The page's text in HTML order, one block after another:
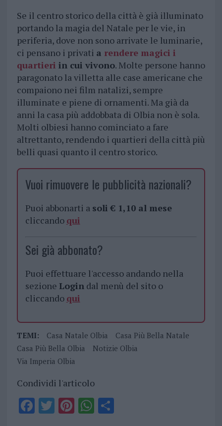
Se il centro storico della città è già illuminato
portando la magia del Natale per le vie, in
periferia, dove non sono arrivate le luminarie,
ci pensano i privati a rendere magici i
quartieri in cui vivono. Molte persone hanno
paragonato la villetta alle case americane che
compaiono nei film natalizi, sempre
illuminate e piene di ornamenti. Ma già da
anni la casa più addobbata di Olbia non è sola.
Molti olbiesi hanno cominciato a fare
altrettanto, rendendo i quartieri della città più
belli quasi quanto il centro storico.
Vuoi rimuovere le pubblicità nazionali?
Puoi abbonarti a soli € 1,10 al mese
cliccando qui
Sei già abbonato?
Puoi effettuare l'accesso andando nella
sezione Logindal menù del sito o
cliccando qui
TEMI: Casa Natale Olbia
Casa Più Bella Natale
Casa Più Bella Olbia
Notizie Olbia
Via Imperia Olbia
Condividi l'articolo
F T PiWS